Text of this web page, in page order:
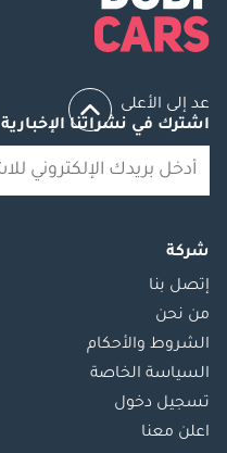
عد إلى الأعلى
اشترك في نشراتنا الإخبارية
شركة
إتصل بنا
من نحن
الشروط والأحكام
السياسة الخاصة
تسجيل دخول
اعلن معنا